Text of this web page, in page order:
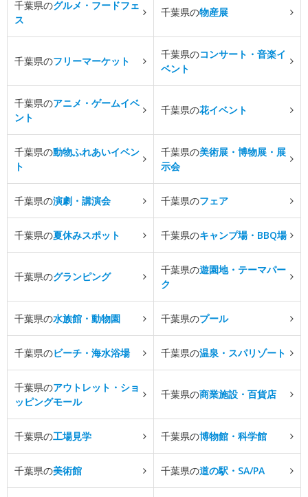
千葉県のグルメ・フードフェ
ス
千葉県の物産展
千葉県のフリーマーケット
千葉県のコンサート・音楽イ
ベント
千葉県のアニメ・ゲームイベ
ント
千葉県の花イベント
千葉県の動物ふれあいイベン
ト
千葉県の美術展・博物展・展
示会
千葉県の演劇・講演会 千葉県のフェア
千葉県の夏休みスポット 千葉県のキャンプ場・BBQ場
千葉県のグランピング
千葉県の遊園地・テーマパー
ク
千葉県の水族館・動物園 千葉県のプール
千葉県のビーチ・海水浴場 千葉県の温泉・スパリゾート
千葉県のアウトレット・ショ
ッピングモール
千葉県の商業施設・百貨店
千葉県の工場見学 千葉県の博物館・科学館
千葉県の美術館 千葉県の道の駅・SA/PA